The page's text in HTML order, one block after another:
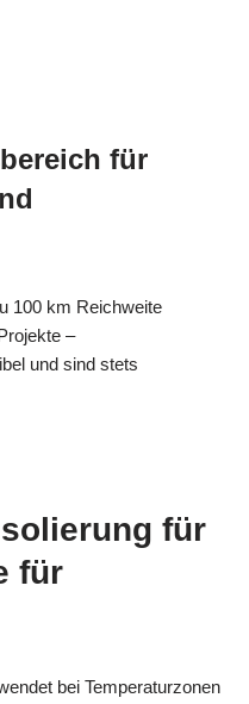
für
100 km Reichweite
–
und sind stets
für
für
bei Temperaturzonen